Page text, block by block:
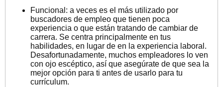
Funcional: a veces es el más utilizado por
buscadores de empleo que tienen poca
experiencia o que están tratando de cambiar de
carrera. Se centra principalmente en tus
habilidades, en lugar de en la experiencia laboral.
Desafortunadamente, muchos empleadores lo ven
con ojo escéptico, así que asegúrate de que sea la
mejor opción para ti antes de usarlo para tu
currículum.